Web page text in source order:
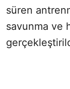
süren
savunma ve